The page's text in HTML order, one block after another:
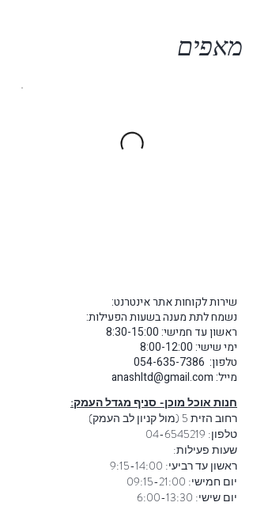
מאפים
שירות לקוחות אתר אינטרנט:
נשמח לתת מענה בשעות הפעילות:
ראשון עד חמישי: 8:30-15:00
ימי שישי: 8:00-12:00
טלפון: 054-635-7386
מייל:anashltd@gmail.com
חנות אוכל מוכן- סניף מגדל העמק:
רחוב הזית 5 (מול קניון לב העמק)
טלפון: 04-6545219
שעות פעילות:
ראשון עד רביעי: 9:15-14:00
יום חמישי: 09:15-21:00
יום שישי: 6:00-13:30